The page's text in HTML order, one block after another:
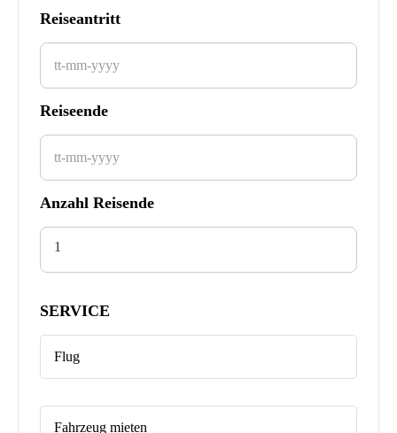
Reiseantritt
Reiseende
Anzahl Reisende
1
SERVICE